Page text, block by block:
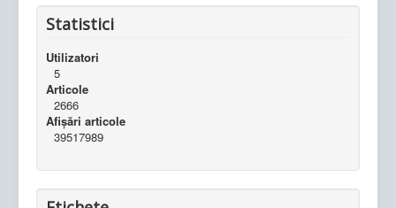
Statistici
Utilizatori
5
Articole
2666
Afișări articole
39517989